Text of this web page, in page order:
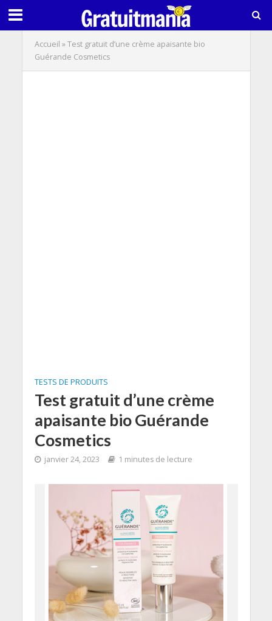
Accueil »Test gratuit d’une crème apaisante bio
Guérande Cosmetics
TESTS DE PRODUITS
Test gratuit d’une crème
apaisante bio Guérande
Cosmetics
janvier 24, 2023 1 minutes de lecture